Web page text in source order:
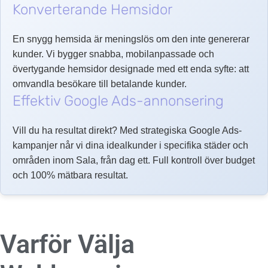
Konverterande Hemsidor
En snygg hemsida är meningslös om den inte genererar
kunder. Vi bygger snabba, mobilanpassade och
övertygande hemsidor designade med ett enda syfte: att
omvandla besökare till betalande kunder.
Effektiv Google Ads-annonsering
Vill du ha resultat direkt? Med strategiska Google Ads-
kampanjer når vi dina idealkunder i specifika städer och
områden inom Sala, från dag ett. Full kontroll över budget
och 100% mätbara resultat.
Varför Välja